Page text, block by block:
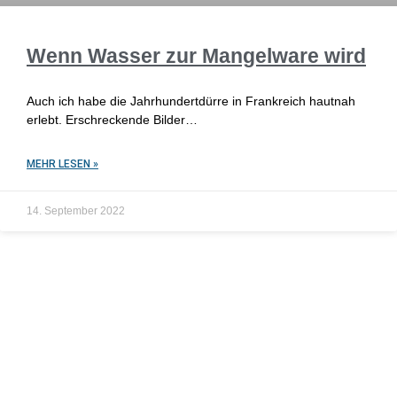
Wenn Wasser zur Mangelware wird
Auch ich habe die Jahrhundertdürre in Frankreich hautnah
erlebt. Erschreckende Bilder…
MEHR LESEN »
14. September 2022